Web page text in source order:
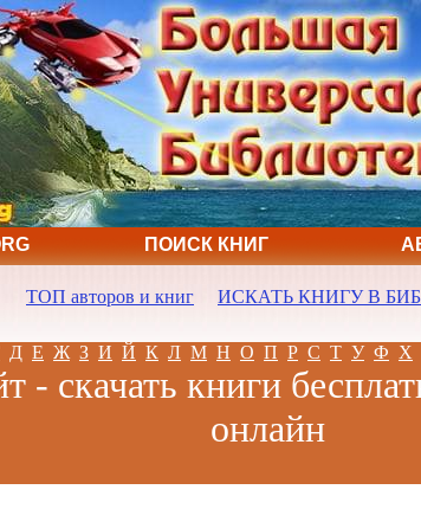
ПОИСК КНИГ
ТОП авторов и книг ИСКАТЬ КНИГУ В
Д Е Ж З И Й К Л М Н О П Р С Т У Ф Х
- скачать книги
онлайн